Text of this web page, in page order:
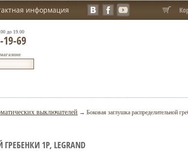
информация
до 19.00
19-69
выключателей → Боковая заглушка распределительной
1P, LEGRAND